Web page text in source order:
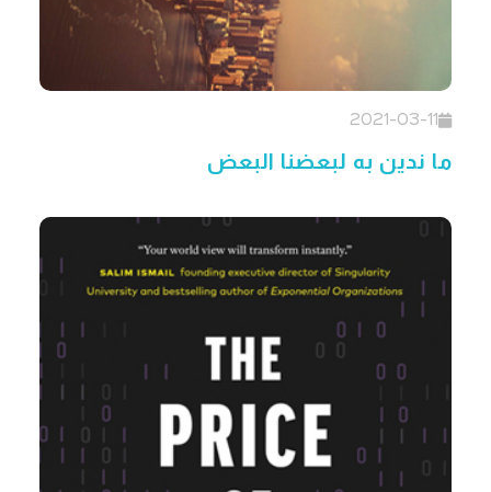
2021-03-11
ما ندين به لبعضنا البعض